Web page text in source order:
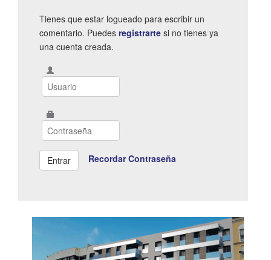
Tienes que estar logueado para escribir un
comentario. Puedes registrarte si no tienes ya
una cuenta creada.
Recordar Contraseña